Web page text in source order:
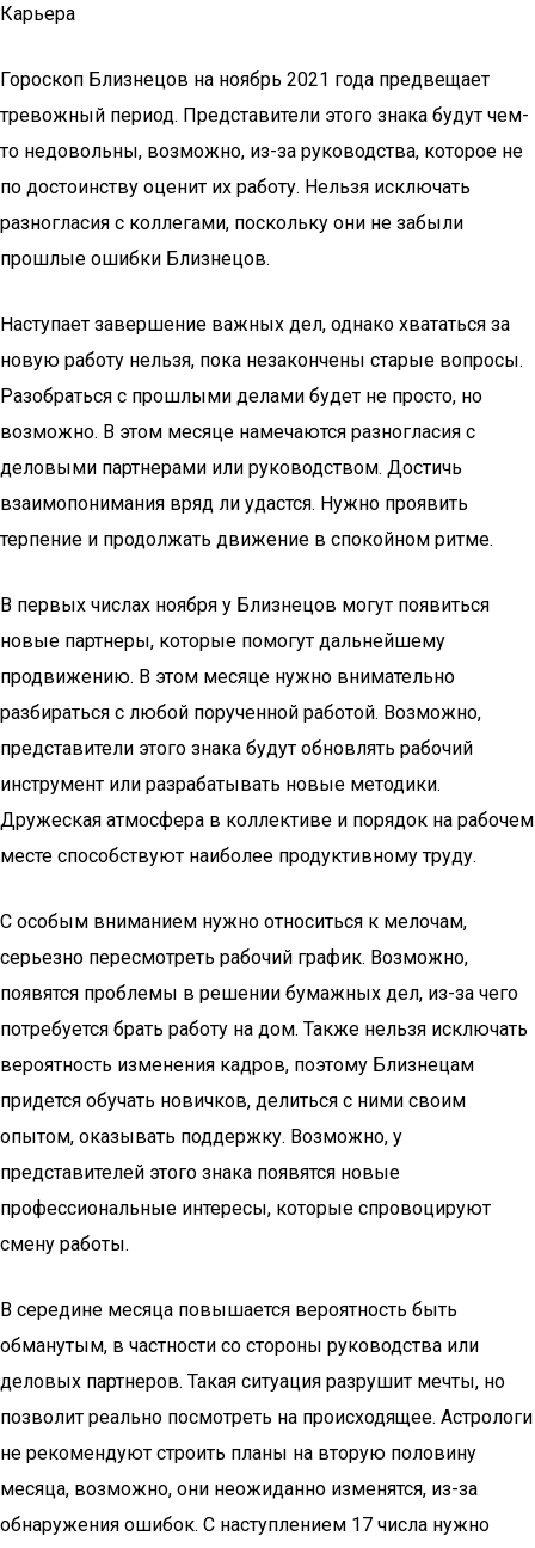
Карьера
Гороскоп Близнецов на ноябрь 2021 года предвещает
тревожный период. Представители этого знака будут чем-
то недовольны, возможно, из-за руководства, которое не
по достоинству оценит их работу. Нельзя исключать
разногласия с коллегами, поскольку они не забыли
прошлые ошибки Близнецов.
Наступает завершение важных дел, однако хвататься за
новую работу нельзя, пока незакончены старые вопросы.
Разобраться с прошлыми делами будет не просто, но
возможно. В этом месяце намечаются разногласия с
деловыми партнерами или руководством. Достичь
взаимопонимания вряд ли удастся. Нужно проявить
терпение и продолжать движение в спокойном ритме.
В первых числах ноября у Близнецов могут появиться
новые партнеры, которые помогут дальнейшему
продвижению. В этом месяце нужно внимательно
разбираться с любой порученной работой. Возможно,
представители этого знака будут обновлять рабочий
инструмент или разрабатывать новые методики.
Дружеская атмосфера в коллективе и порядок на рабочем
месте способствуют наиболее продуктивному труду.
С особым вниманием нужно относиться к мелочам,
серьезно пересмотреть рабочий график. Возможно,
появятся проблемы в решении бумажных дел, из-за чего
потребуется брать работу на дом. Также нельзя исключать
вероятность изменения кадров, поэтому Близнецам
придется обучать новичков, делиться с ними своим
опытом, оказывать поддержку. Возможно, у
представителей этого знака появятся новые
профессиональные интересы, которые спровоцируют
смену работы.
В середине месяца повышается вероятность быть
обманутым, в частности со стороны руководства или
деловых партнеров. Такая ситуация разрушит мечты, но
позволит реально посмотреть на происходящее. Астрологи
не рекомендуют строить планы на вторую половину
месяца, возможно, они неожиданно изменятся, из-за
обнаружения ошибок. С наступлением 17 числа нужно